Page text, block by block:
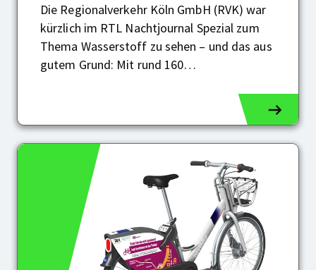
Die Regionalverkehr Köln GmbH (RVK) war
kürzlich im RTL Nachtjournal Spezial zum
Thema Wasserstoff zu sehen – und das aus
gutem Grund: Mit rund 160…
im
RTL
Nachtjournal
Spezial